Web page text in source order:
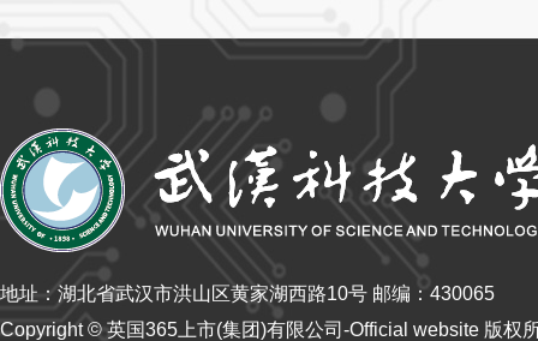
地址：湖北省武汉市洪山区黄家湖西路10号 邮编：430065
Copyright © 英国365上市(集团)有限公司-Official website 版权